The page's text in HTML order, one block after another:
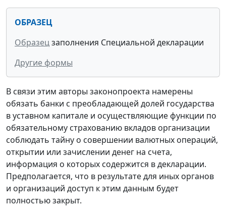
ОБРАЗЕЦ
Образецзаполнения Специальной декларации
Другие формы
В связи этим авторы законопроекта намерены
обязать банки с преобладающей долей государства
в уставном капитале и осуществляющие функции по
обязательному страхованию вкладов организации
соблюдать тайну о совершении валютных операций,
открытии или зачислении денег на счета,
информация о которых содержится в декларации.
Предполагается, что в результате для иных органов
и организаций доступ к этим данным будет
полностью закрыт.